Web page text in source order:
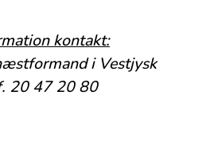
kontakt:
i Vestjysk
20 47 20 80